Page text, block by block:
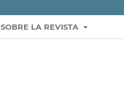
SOBRE LA REVISTA